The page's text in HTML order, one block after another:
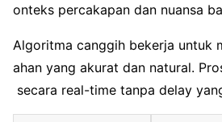
onteks percakapan dan nuansa
Algoritma canggih bekerja untuk
ahan yang akurat dan natural.
secara real-time tanpa delay